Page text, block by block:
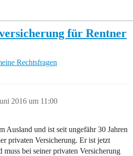
für Rentner
Rechtsfragen
2016 um 11:00
Ausland und ist seit ungefähr 30 Jahren
privaten Versicherung. Er ist jetzt
bei seiner privaten Versicherung